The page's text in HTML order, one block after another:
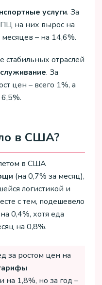
услуги. За
на них вырос на
– на 14,6%.
отраслей
. За
цен – всего 1%, а
в США?
в США
(на 0,7% за месяц),
логистикой и
с тем, подешевело
0,4%, хотя еда
на 0,8%.
за ростом цен на
на 1,8%, но за год –